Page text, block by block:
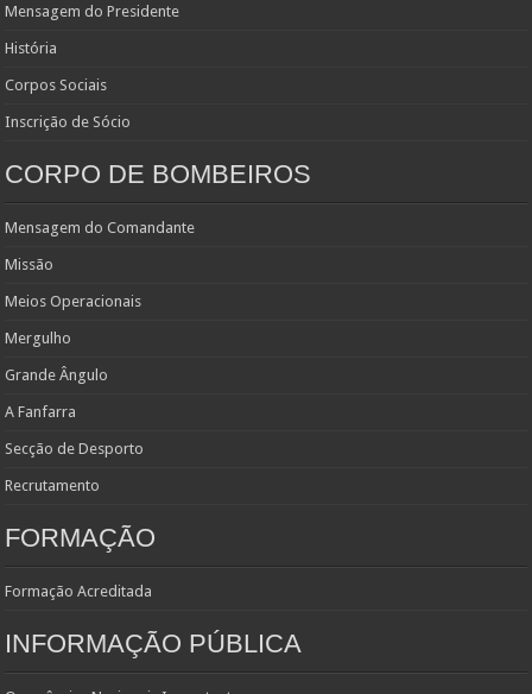
Mensagem do Presidente
História
Corpos Sociais
Inscrição de Sócio
CORPO DE BOMBEIROS
Mensagem do Comandante
Missão
Meios Operacionais
Mergulho
Grande Ângulo
A Fanfarra
Secção de Desporto
Recrutamento
FORMAÇÃO
Formação Acreditada
INFORMAÇÃO PÚBLICA